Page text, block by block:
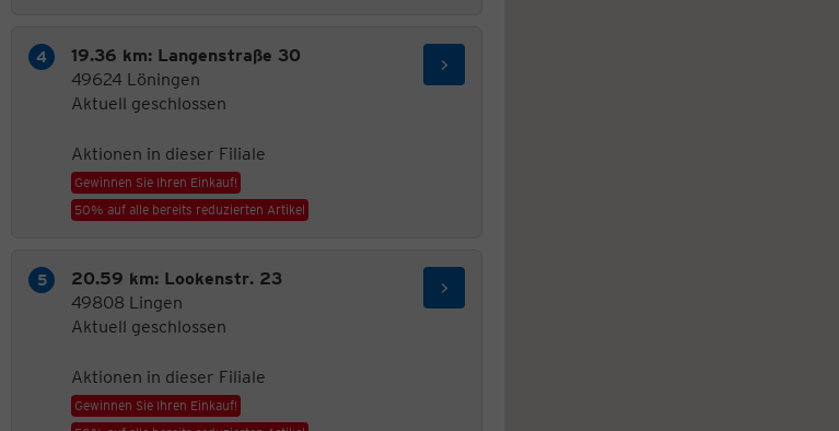
19.36 km: Langenstraße 30
49624 Löningen
Aktuell geschlossen
Aktionen in dieser Filiale
Gewinnen Sie Ihren Einkauf!
50% auf alle bereits reduzierten Artikel
20.59 km: Lookenstr. 23
49808 Lingen
Aktuell geschlossen
Aktionen in dieser Filiale
Gewinnen Sie Ihren Einkauf!